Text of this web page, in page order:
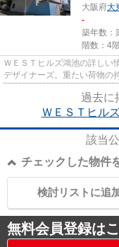
大阪府大
-
築年数：
階数：4
ＷＥＳＴヒルズ鴻池の詳しい
デザイナーズ。重たい荷物の
過去に
ＷＥＳＴヒル
該当
チェックした物件
検討リストに追
無料会員登録は